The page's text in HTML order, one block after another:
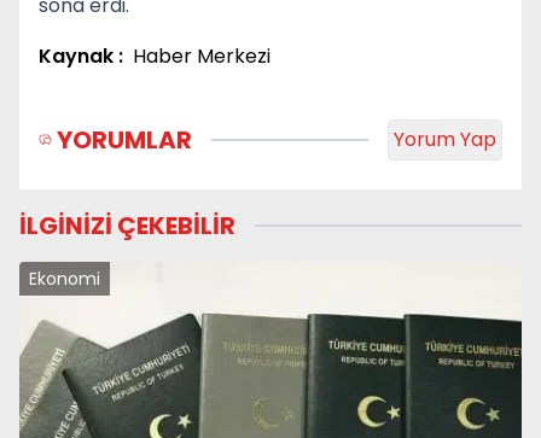
Kaynak : Haber Merkezi
YORUMLAR Yorum Yap
İLGİNİZİ ÇEKEBİLİR
Ekonomi